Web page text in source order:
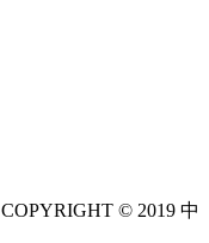
COPYRIGHT © 2019 中